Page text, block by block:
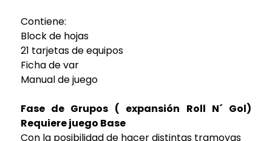
Contiene:
Block de hojas
21 tarjetas de equipos
Ficha de var
Manual de juego
Fase de Grupos ( expansión Roll N´ Gol)
Requiere juego Base
Con la posibilidad de hacer distintas tramoyas